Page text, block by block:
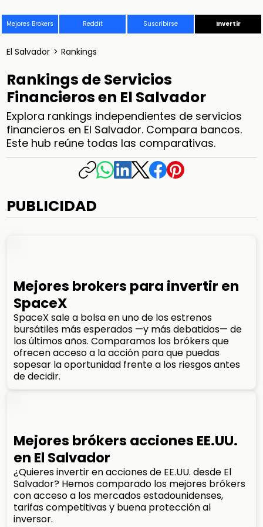
Rankings de Servicios
Financieros en El Salvador
Explora rankings independientes de servicios
financieros en El Salvador. Compara bancos.
Este hub reúne todas las comparativas.
El Salvador > Rankings
PUBLICIDAD
Mejores brokers para invertir en
SpaceX
SpaceX sale a bolsa en uno de los estrenos
bursátiles más esperados —y más debatidos— de
los últimos años. Comparamos los brókers que
ofrecen acceso a la acción para que puedas
sopesar la oportunidad frente a los riesgos antes
de decidir.
Mejores brókers acciones EE.UU.
en El Salvador
¿Quieres invertir en acciones de EE.UU. desde El
Salvador? Hemos comparado los mejores brókers
con acceso a los mercados estadounidenses,
tarifas competitivas y buena protección al
inversor.
Mejores Brokers Reddit Suscribirse Invertir